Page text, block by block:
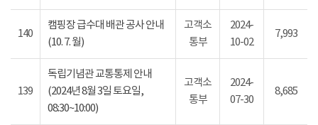
140
캠핑장 급수대 배관 공사 안내
(10. 7. 월)
고객소
통부
2024-
10-02
7,993
139
독립기념관 교통통제 안내
(2024년 8월 3일 토요일,
08:30~10:00)
고객소
통부
2024-
07-30
8,685